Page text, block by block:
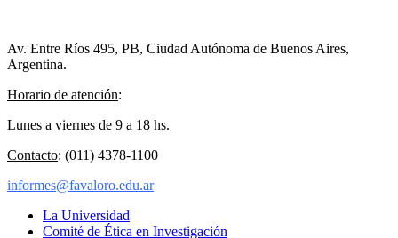
Av. Entre Ríos 495, PB, Ciudad Autónoma de Buenos Aires,
Argentina.
Horario de atención:
Lunes a viernes de 9 a 18 hs.
Contacto: (011) 4378-1100
informes@favaloro.edu.ar
La Universidad
Comité de Ética en Investigación